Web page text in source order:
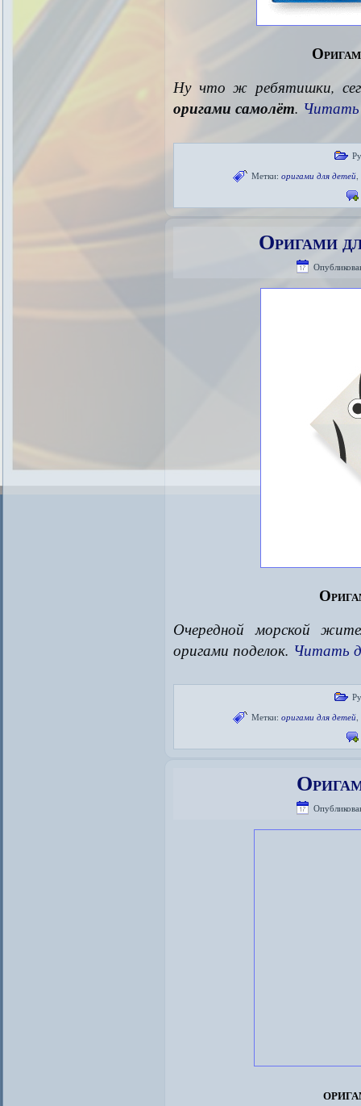
Ну что ж ребятишки,
оригами самолёт. Читать
Метки: оригами для детей,
Оригами
Очередной морской
оригами поделок. Читать
Метки: оригами для детей,